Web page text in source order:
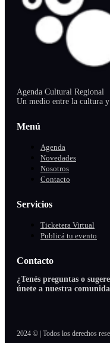
Agenda Cultural Regional
Un medio entre la cultura
Menú
Agenda
Novedades
Nosotros
Contacto
Servicios
Ticketera Virtual
Publicá tu evento
Contacto
¿Tenés preguntas o
únete a nuestra
2024 © | Todos los derechos